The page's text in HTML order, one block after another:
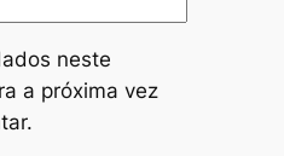
neste
a próxima vez